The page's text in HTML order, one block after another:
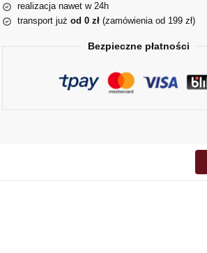
realizacja nawet w 24h
transport jużod 0 zł (zamówienia od 199 zł)
Bezpieczne płatności